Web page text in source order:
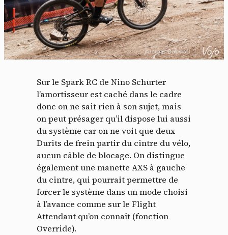
Sur le Spark RC de Nino Schurter
l’amortisseur est caché dans le cadre
donc on ne sait rien à son sujet, mais
on peut présager qu’il dispose lui aussi
du système car on ne voit que deux
Durits de frein partir du cintre du vélo,
aucun câble de blocage. On distingue
également une manette AXS à gauche
du cintre, qui pourrait permettre de
forcer le système dans un mode choisi
à l’avance comme sur le Flight
Attendant qu’on connaît (fonction
Override).